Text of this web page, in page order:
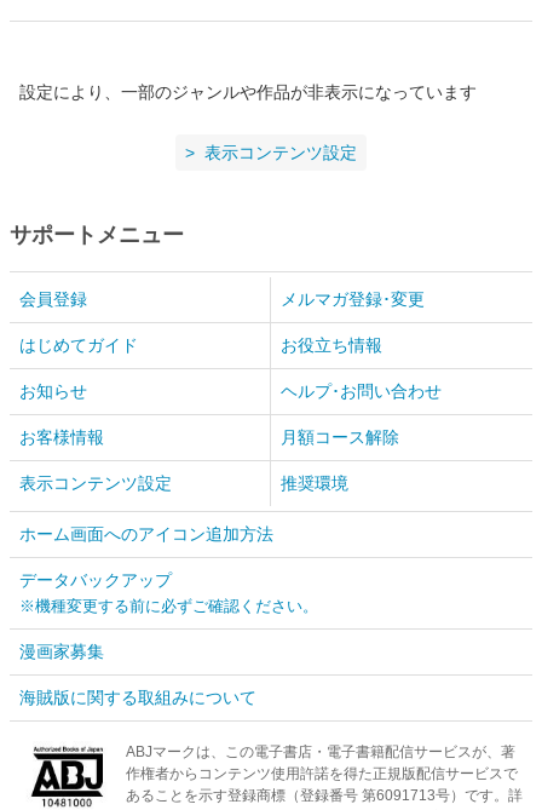
設定により、一部のジャンルや作品が非表示になっています
表示コンテンツ設定
サポートメニュー
会員登録 メルマガ登録･変更
はじめてガイド お役立ち情報
お知らせ ヘルプ･お問い合わせ
お客様情報 月額コース解除
表示コンテンツ設定 推奨環境
ホーム画面へのアイコン追加方法
データバックアップ
※機種変更する前に必ずご確認ください。
漫画家募集
海賊版に関する取組みについて
ABJマークは、この電子書店・電子書籍配信サービスが、著
作権者からコンテンツ使用許諾を得た正規版配信サービスで
あることを示す登録商標（登録番号 第6091713号）です。詳